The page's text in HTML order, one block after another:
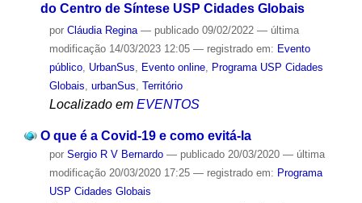
do Centro de Síntese USP Cidades Globais
por Cláudia Regina — publicado09/02/2022 — última
modificação14/03/2023 12:05 — registrado em: Evento
público, UrbanSus Evento online,
Programa USP Cidades
Globais urbanSus Território
Localizado em EVENTOS
O que é a Covid-19 e como evitá-la
por Sergio R V Bernardo — publicado20/03/2020 — última
modificação20/03/2020 17:25 — registrado em: Programa
USP Cidades Globais